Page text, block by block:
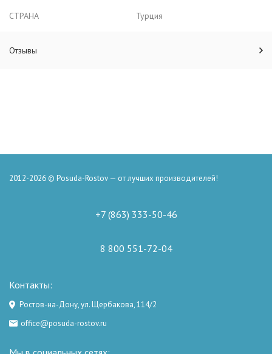
СТРАНА
Турция
Отзывы
2012-2026 © Posuda-Rostov — от лучших производителей!
+7 (863) 333-50-46
8 800 551-72-04
Контакты:
Ростов-на-Дону, ул. Щербакова, 114/2
office@posuda-rostov.ru